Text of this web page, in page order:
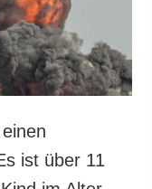
ist über 11